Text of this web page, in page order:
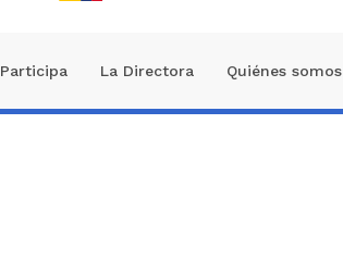
Participa La Directora Quiénes somos